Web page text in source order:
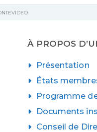
À PROPOS
Présentation
États
Programme
Documents
Conseil de